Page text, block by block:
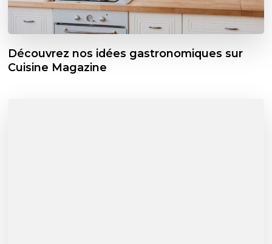
Découvrez nos idées gastronomiques sur
Cuisine Magazine